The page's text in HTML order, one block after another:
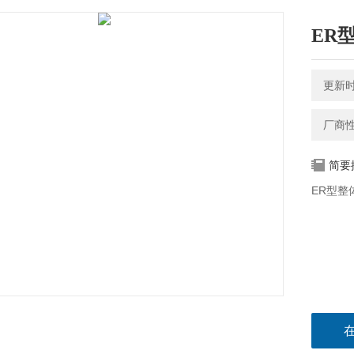
ER
更新
厂商
简要
ER型整